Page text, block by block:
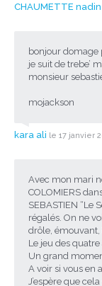
CHAUMETTE
bonjour domage
je suit de trebe’
monsieur
mojackson
kara ali le 17 janvier
Avec mon mari
COLOMIERS
SEBASTIEN “Le
régalés. On ne
drôle, émouvant,
Le jeu des
Un grand
A voir si vous en
J’espère que